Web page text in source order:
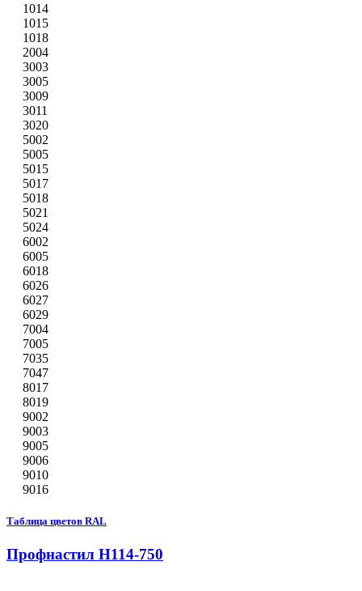
1014
1015
1018
2004
3003
3005
3009
3011
3020
5002
5005
5015
5017
5018
5021
5024
6002
6005
6018
6026
6027
6029
7004
7005
7035
7047
8017
8019
9002
9003
9005
9006
9010
9016
Таблица цветов RAL
Профнастил H114-750